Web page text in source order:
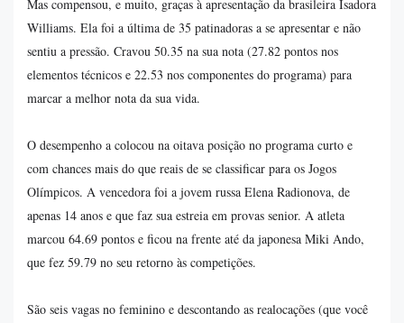
Mas compensou, e muito, graças à apresentação da brasileira Isadora
Williams. Ela foi a última de 35 patinadoras a se apresentar e não
sentiu a pressão. Cravou 50.35 na sua nota (27.82 pontos nos
elementos técnicos e 22.53 nos componentes do programa) para
marcar a melhor nota da sua vida.
O desempenho a colocou na oitava posição no programa curto e
com chances mais do que reais de se classificar para os Jogos
Olímpicos. A vencedora foi a jovem russa Elena Radionova, de
apenas 14 anos e que faz sua estreia em provas senior. A atleta
marcou 64.69 pontos e ficou na frente até da japonesa Miki Ando,
que fez 59.79 no seu retorno às competições.
São seis vagas no feminino e descontando as realocações (que você